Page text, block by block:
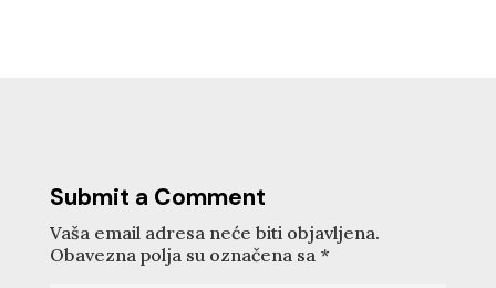
Submit a Comment
Vaša email adresa neće biti objavljena.
Obavezna polja su označena sa *